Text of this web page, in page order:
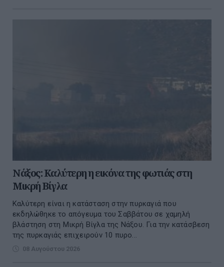
Νάξος: Καλύτερη η εικόνα της φωτιάς στη
Μικρή Βίγλα
Καλύτερη είναι η κατάσταση στην πυρκαγιά που
εκδηλώθηκε το απόγευμα του Σαββάτου σε χαμηλή
βλάστηση στη Μικρή Βίγλα της Νάξου. Για την κατάσβεση
της πυρκαγιάς επιχειρούν 10 πυρο...
08 Αυγούστου 2026